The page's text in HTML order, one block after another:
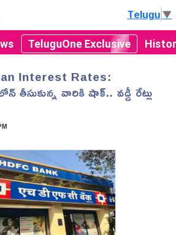
TeluguOne Exclusive
Telugu▼
Interest Rates:
వారికి షాక్.. వడ్డీ రేట్లు